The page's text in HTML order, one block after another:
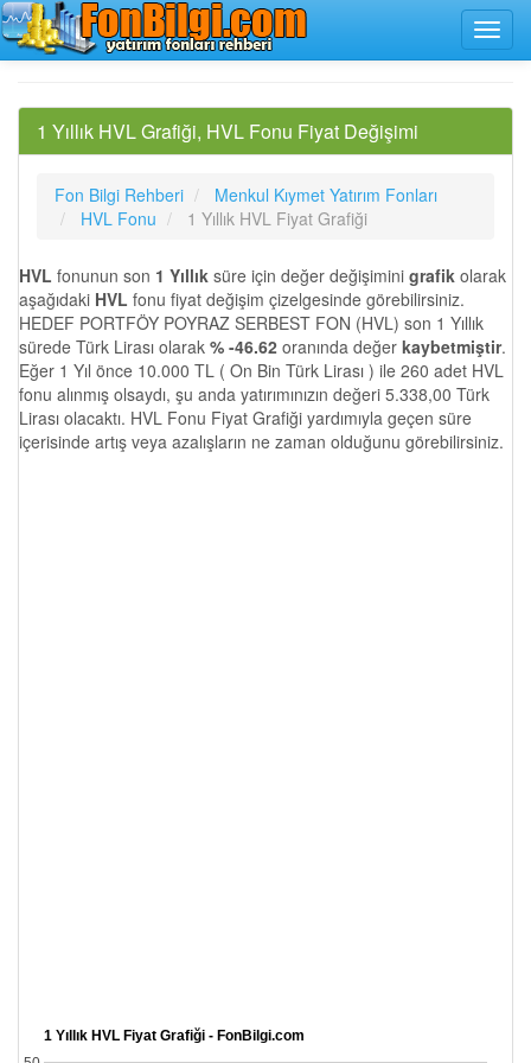
1 Yıllık HVL Grafiği, HVL Fonu Fiyat Değişimi
Fon Bilgi Rehberi
Menkul Kıymet Yatırım Fonları
HVL Fonu
1 Yıllık HVL Fiyat Grafiği
HVL fonunun son 1 Yıllık süre için değer değişimini grafik olarak
aşağıdaki HVL fonu fiyat değişim çizelgesinde görebilirsiniz.
HEDEF PORTFÖY POYRAZ SERBEST FON (HVL) son 1 Yıllık
sürede Türk Lirası olarak % -46.62 oranında değer kaybetmiştir.
Eğer 1 Yıl önce 10.000 TL ( On Bin Türk Lirası ) ile 260 adet HVL
fonu alınmış olsaydı, şu anda yatırımınızın değeri 5.338,00 Türk
Lirası olacaktı. HVL Fonu Fiyat Grafiği yardımıyla geçen süre
içerisinde artış veya azalışların ne zaman olduğunu görebilirsiniz.
1 Yıllık HVL Fiyat Grafiği - FonBilgi.com